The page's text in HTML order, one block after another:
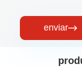
enviar